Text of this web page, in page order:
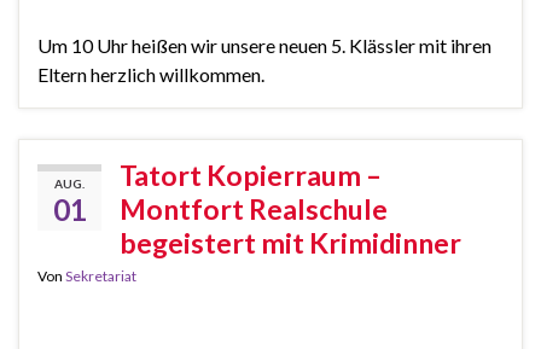
Um 10 Uhr heißen wir unsere neuen 5. Klässler mit ihren
Eltern herzlich willkommen.
AUG.
01
Tatort Kopierraum –
Montfort Realschule
begeistert mit Krimidinner
Von Sekretariat